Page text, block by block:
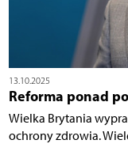
13.10.2025
Reforma ponad
Wielka Brytania
ochrony zdrowia.